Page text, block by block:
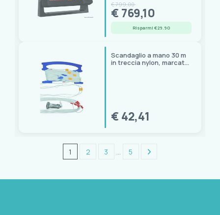
€ 799,00
€ 769,10
Risparmi €29.90
Scandaglio a mano 30 m
in treccia nylon, marcato
€ 42,41
1 2 3 5